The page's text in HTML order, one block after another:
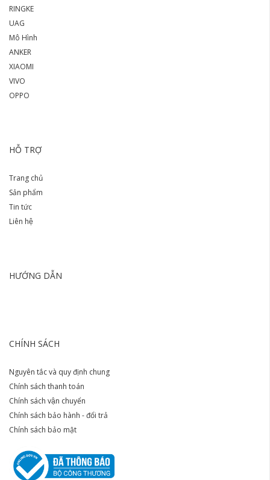
RINGKE
UAG
Mô Hình
ANKER
XIAOMI
VIVO
OPPO
HỖ TRỢ
Trang chủ
Sản phẩm
Tin tức
Liên hệ
HƯỚNG DẪN
CHÍNH SÁCH
Nguyên tắc và quy định chung
Chính sách thanh toán
Chính sách vận chuyển
Chính sách bảo hành - đổi trả
Chính sách bảo mật